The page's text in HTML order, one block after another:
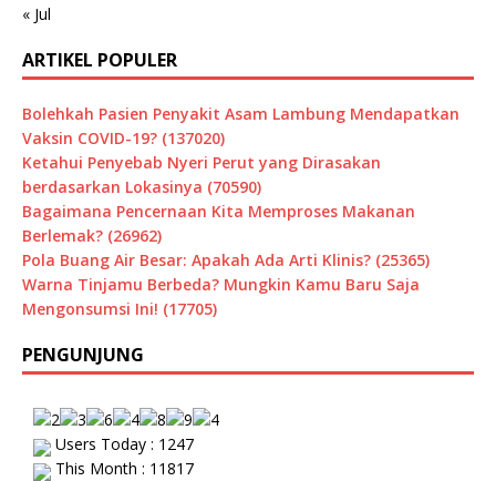
« Jul
ARTIKEL POPULER
Bolehkah Pasien Penyakit Asam Lambung Mendapatkan
Vaksin COVID-19? (137020)
Ketahui Penyebab Nyeri Perut yang Dirasakan
berdasarkan Lokasinya (70590)
Bagaimana Pencernaan Kita Memproses Makanan
Berlemak? (26962)
Pola Buang Air Besar: Apakah Ada Arti Klinis? (25365)
Warna Tinjamu Berbeda? Mungkin Kamu Baru Saja
Mengonsumsi Ini! (17705)
PENGUNJUNG
Users Today : 1247
This Month : 11817